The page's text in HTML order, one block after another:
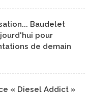
Baudelet
pour
de demain
« Diesel Addict »